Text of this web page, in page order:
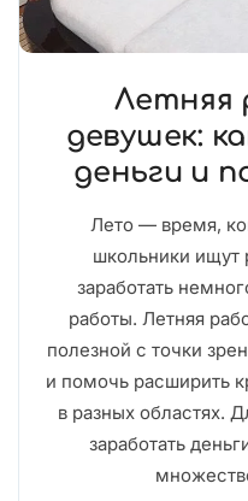
Летняя
девушек:
деньги и
Лето — время,
школьники ищут
заработать
работы. Летняя
полезной с точки
и помочь расширить
в разных областях.
заработать